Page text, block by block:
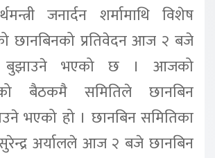
जनार्दन शर्मामाथि विशेष
छानबिनको प्रतिवेदन आज २ बजे
बुझाउने भएको छ । आजको
बैठकमै समितिले छानबिन
भएको हो । छानबिन समितिका
अर्यालले आज २ बजे छानबिन